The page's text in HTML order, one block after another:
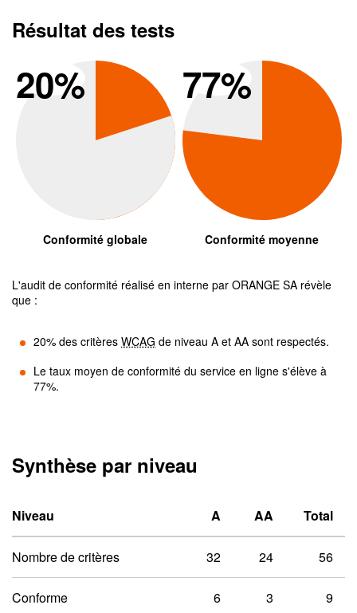
Résultat des tests
Conformité
20%
Conformité globale
77%
Conformité moyenne
L'audit de conformité réalisé en interne par ORANGE SA révèle
que :
20% des critères WCAG de niveau A et AA sont respectés.
Le taux moyen de conformité du service en ligne s'élève à
77%.
Synthèse par niveau
Niveau A Niveau un A
AA Niveau deux
Total
Nombre de critères 32 24 56
Conforme 6 3 9